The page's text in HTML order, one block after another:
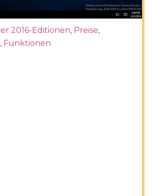
2016-Editionen, Preise,
Funktionen